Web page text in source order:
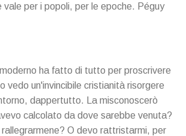
vale per i popoli, per le epoche. Péguy
ha fatto di tutto per proscrivere
vedo un'invincibile cristianità risorgere
dappertutto. La misconoscerò
calcolato da dove sarebbe venuta?
rallegrarmene? O devo rattristarmi, per